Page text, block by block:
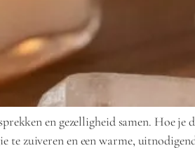
en gezelligheid samen. Hoe
zuiveren en een warme,